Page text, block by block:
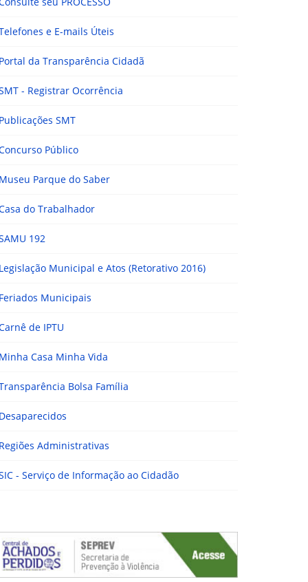
e E-mails Úteis
da Transparência Cidadã
- Registrar Ocorrência
SMT
Público
Parque do Saber
do Trabalhador
192
Municipal e Atos (Retorativo 2016)
Municipais
de IPTU
Casa Minha Vida
Bolsa Família
Administrativas
- Serviço de Informação ao Cidadão